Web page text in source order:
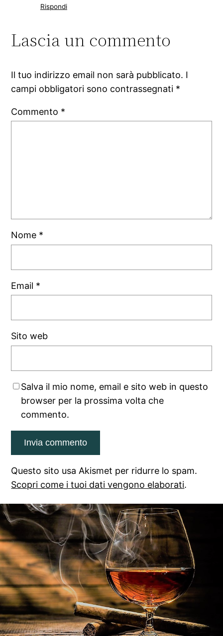
Rispondi
Lascia un commento
Il tuo indirizzo email non sarà pubblicato. I
campi obbligatori sono contrassegnati *
Commento *
Nome *
Email *
Sito web
Salva il mio nome, email e sito web in questo
browser per la prossima volta che
commento.
Questo sito usa Akismet per ridurre lo spam.
Scopri come i tuoi dati vengono elaborati.